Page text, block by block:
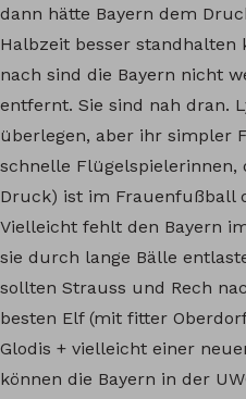
dann hätte Bayern dem
Halbzeit besser standhalten
nach sind die Bayern nicht
entfernt. Sie sind nah dran.
überlegen, aber ihr simpler
schnelle Flügelspielerinnen,
Druck) ist im Frauenfußball
Vielleicht fehlt den Bayern
sie durch lange Bälle
sollten Strauss und Rech
besten Elf (mit fitter
Glodis + vielleicht einer
können die Bayern in der